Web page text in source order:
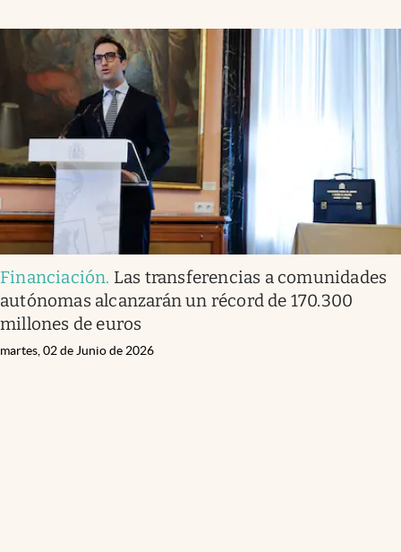
Financiación. Las transferencias a comunidades
autónomas alcanzarán un récord de 170.300
millones de euros
martes, 02 de Junio de 2026